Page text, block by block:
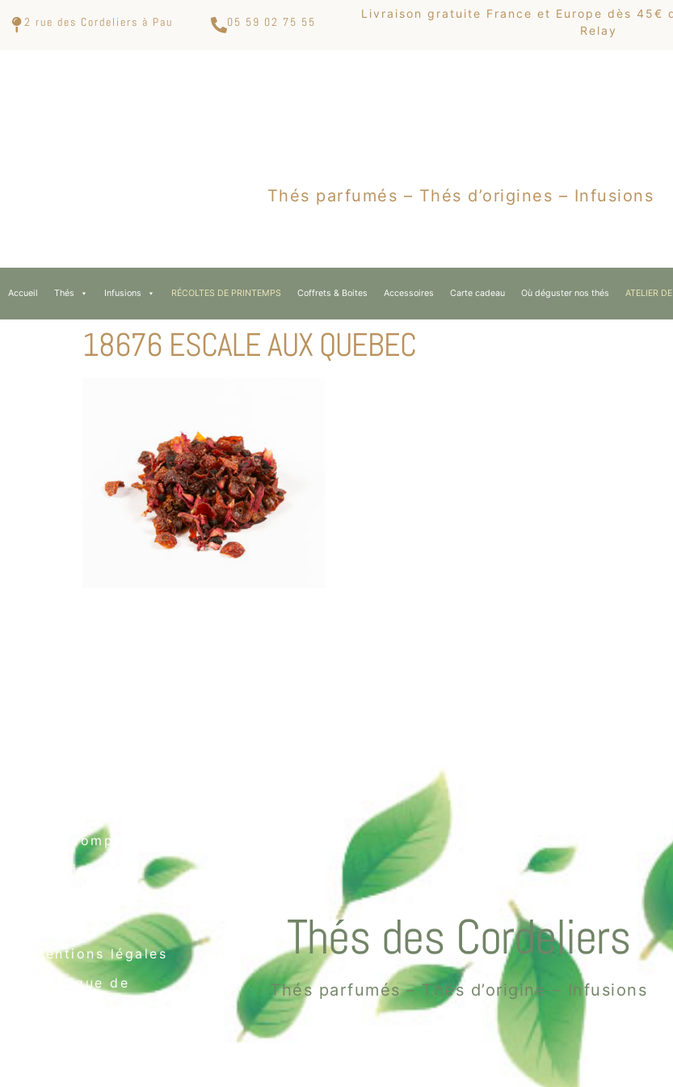
2 rue des Cordeliers à Pau 05 59 02 75 55
Livraison gratuite France et Europe dès 45€
Relay
Thés parfumés – Thés d’origines – Infusions
Accueil Thés Infusions RÉCOLTES DE PRINTEMPS Coffrets & Boites Accessoires Carte cadeau Où déguster nos thés ATELIER
18676 ESCALE AUX QUEBEC
Mon compte
Livraison
Mentions légales
Politique de
Thés des Cordeliers
Thés parfumés – Thés d’origine – Infusions